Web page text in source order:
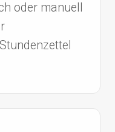
oder manuell